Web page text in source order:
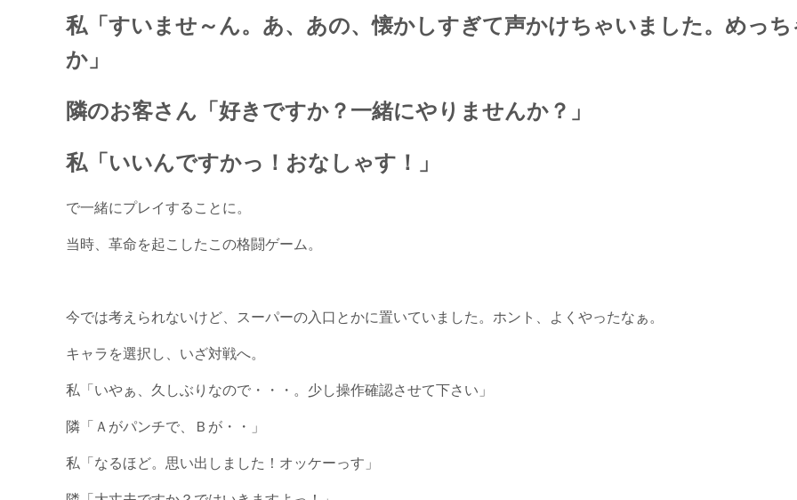
私「すいませ～ん。あ、あの、懐かしすぎて声かけちゃいました。めっ
か」
隣のお客さん「好きですか？一緒にやりませんか？」
私「いいんですかっ！おなしゃす！」
で一緒にプレイすることに。
当時、革命を起こしたこの格闘ゲーム。
今では考えられないけど、スーパーの入口とかに置いていました。ホント、よくやったなぁ。
キャラを選択し、いざ対戦へ。
私「いやぁ、久しぶりなので・・・。少し操作確認させて下さい」
隣「Ａがパンチで、Ｂが・・」
私「なるほど。思い出しました！オッケーっす」